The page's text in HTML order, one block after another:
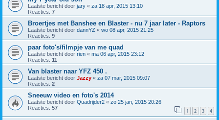
Laatste bericht door jary « za 18 apr, 2015 13:10
Reacties: 7
Broertjes met Banshee en Blaster - nu 7 jaar later - Raptors
Laatste bericht door dannYZ « wo 08 apr, 2015 21:25
Reacties: 9
paar foto's/filmpje van me quad
Laatste bericht door rien « ma 06 apr, 2015 23:12
Reacties: 11
Van blaster naar YFZ 450 .
Laatste bericht door Jazzy « za 07 mar, 2015 09:07
Reacties: 2
Sneeuw video en foto's 2014
Laatste bericht door Quadrijder2 « zo 25 jan, 2015 20:26
Reacties: 57 1 2 3 4